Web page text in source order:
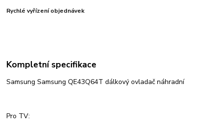
Rychlé vyřízení objednávek
Kompletní specifikace
Samsung Samsung QE43Q64T dálkový ovladač náhradní
Pro TV: